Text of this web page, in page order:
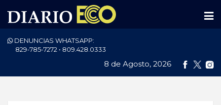
DENUNCIAS WHATSAPP:
829-785-7272 • 809.428.0333
8 de Agosto, 2026
PORTADA